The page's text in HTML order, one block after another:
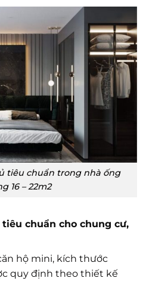
tiêu chuẩn trong nhà ống
16 – 22m2
chuẩn cho chung cư,
hộ mini, kích thước
quy định theo thiết kế